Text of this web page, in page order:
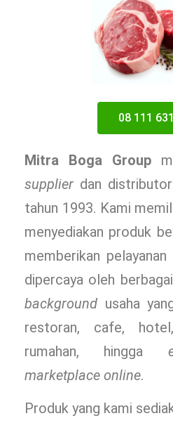
08 111
Mitra Boga Group
supplier dan
tahun 1993. Kami
menyediakan produk
memberikan
dipercaya oleh
background usaha
restoran, cafe,
rumahan, hingga
marketplace online.
Produk yang kami